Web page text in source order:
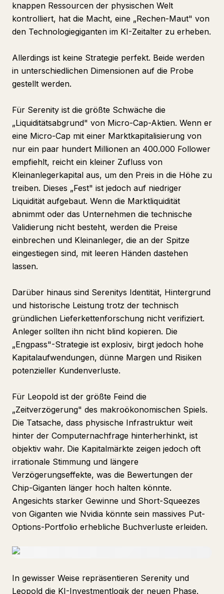
knappen Ressourcen der physischen Welt
kontrolliert, hat die Macht, eine „Rechen-Maut" von
den Technologiegiganten im KI-Zeitalter zu erheben.
Allerdings ist keine Strategie perfekt. Beide werden
in unterschiedlichen Dimensionen auf die Probe
gestellt werden.
Für Serenity ist die größte Schwäche die
„Liquiditätsabgrund" von Micro-Cap-Aktien. Wenn er
eine Micro-Cap mit einer Marktkapitalisierung von
nur ein paar hundert Millionen an 400.000 Follower
empfiehlt, reicht ein kleiner Zufluss von
Kleinanlegerkapital aus, um den Preis in die Höhe zu
treiben. Dieses „Fest" ist jedoch auf niedriger
Liquidität aufgebaut. Wenn die Marktliquidität
abnimmt oder das Unternehmen die technische
Validierung nicht besteht, werden die Preise
einbrechen und Kleinanleger, die an der Spitze
eingestiegen sind, mit leeren Händen dastehen
lassen.
Darüber hinaus sind Serenitys Identität, Hintergrund
und historische Leistung trotz der technisch
gründlichen Lieferkettenforschung nicht verifiziert.
Anleger sollten ihn nicht blind kopieren. Die
„Engpass"-Strategie ist explosiv, birgt jedoch hohe
Kapitalaufwendungen, dünne Margen und Risiken
potenzieller Kundenverluste.
Für Leopold ist der größte Feind die
„Zeitverzögerung" des makroökonomischen Spiels.
Die Tatsache, dass physische Infrastruktur weit
hinter der Computernachfrage hinterherhinkt, ist
objektiv wahr. Die Kapitalmärkte zeigen jedoch oft
irrationale Stimmung und längere
Verzögerungseffekte, was die Bewertungen der
Chip-Giganten länger hoch halten könnte.
Angesichts starker Gewinne und Short-Squeezes
von Giganten wie Nvidia könnte sein massives Put-
Options-Portfolio erhebliche Buchverluste erleiden.
In gewisser Weise repräsentieren Serenity und
Leopold die KI-Investmentlogik der neuen Phase.